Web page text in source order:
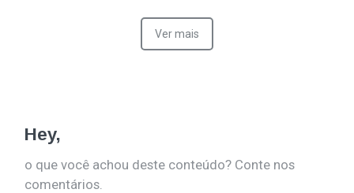
Ver mais
Hey,
o que você achou deste conteúdo? Conte nos
comentários.